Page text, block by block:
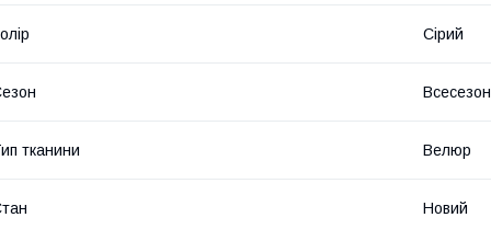
Сірий
тканини Велюр
Новий